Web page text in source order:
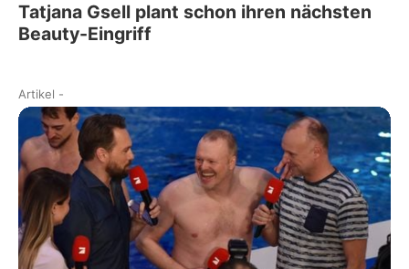
Tatjana Gsell plant schon ihren nächsten
Beauty-Eingriff
Artikel -